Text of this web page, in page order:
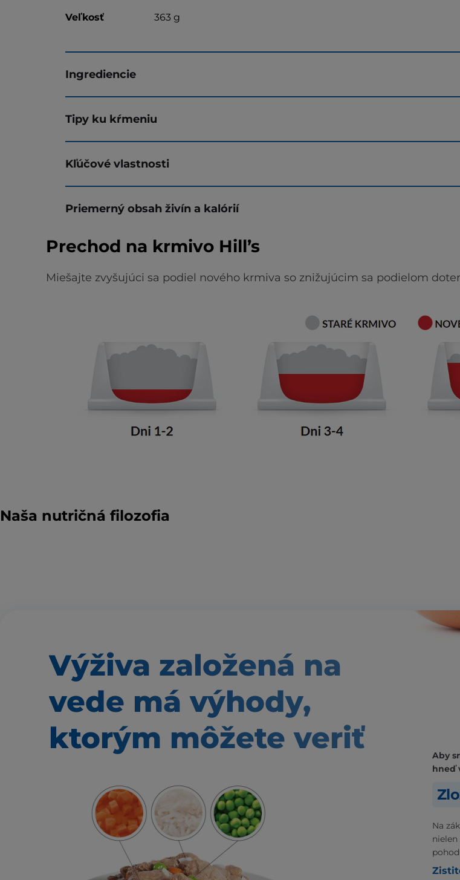
Veľkosť 363 g
Ingrediencie
Tipy ku kŕmeniu
Kľúčové vlastnosti
Priemerný obsah živín a kalórií
Prechod na krmivo Hill’s
Miešajte zvyšujúci sa podiel nového krmiva so znižujúcim sa podielom
Naša nutričná filozofia
Výživa založená na
vede má výhody,
ktorým môžete veriť
Aby
hneď
Na
nielen